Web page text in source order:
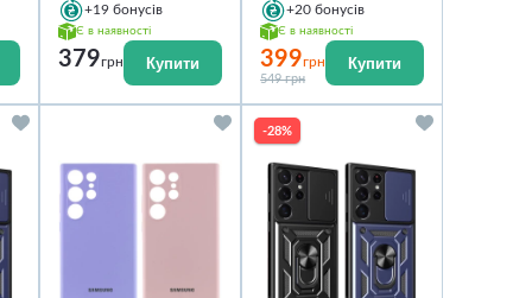
+19 бонусів
Є в наявності
379грн Купити
+20 бонусів
Є в наявності
399грн
549 грн
Купити
-28%